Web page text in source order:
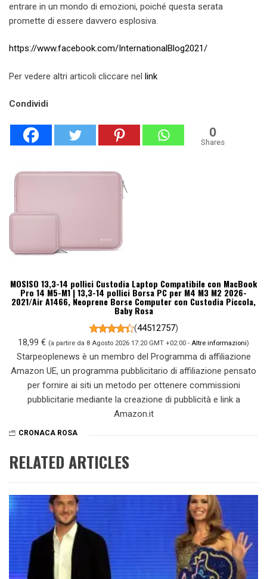
entrare in un mondo di emozioni, poiché questa serata
promette di essere davvero esplosiva.
https://www.facebook.com/InternationalBlog2021/
Per vedere altri articoli cliccare nel link
Condividi
0
Shares
MOSISO 13,3-14 pollici Custodia Laptop Compatibile con MacBook
Pro 14 M5-M1 | 13,3-14 pollici Borsa PC per M4 M3 M2 2026-
2021/Air A1466, Neoprene Borse Computer con Custodia Piccola,
Baby Rosa
(44512757)
18,99 € (a partire da 8 Agosto 2026 17:20 GMT +02:00 - Altre informazioni)
Starpeoplenews è un membro del Programma di affiliazione
Amazon UE, un programma pubblicitario di affiliazione pensato
per fornire ai siti un metodo per ottenere commissioni
pubblicitarie mediante la creazione di pubblicità e link a
Amazon.it
CRONACA ROSA
RELATED ARTICLES